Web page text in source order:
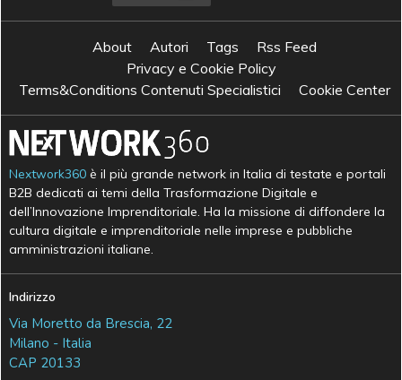
About Autori Tags
Rss Feed
Privacy e Cookie Policy
Terms&Conditions Contenuti Specialistici
Cookie Center
Nextwork360 è il più grande network in Italia di testate e portali
B2B dedicati ai temi della Trasformazione Digitale e
dell’Innovazione Imprenditoriale. Ha la missione di diffondere la
cultura digitale e imprenditoriale nelle imprese e pubbliche
amministrazioni italiane.
Indirizzo
Via Moretto da Brescia, 22
Milano - Italia
CAP 20133